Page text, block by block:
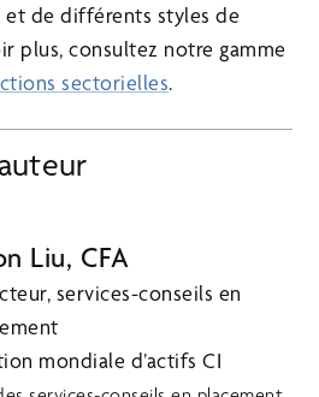
et de différents styles de
plus, consultez notre gamme
sectorielles.
Liu, CFA
services-conseils en
mondiale d’actifs CI